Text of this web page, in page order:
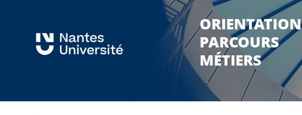
ORIENTATION
PARCOURS
MÉTIERS